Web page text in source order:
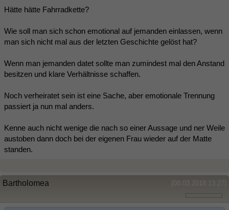
Hätte hätte Fahrradkette?
Wie soll man sich schon emotional auf jemanden einlassen, wenn
man sich nicht mal aus der letzten Geschichte gelöst hat?
Wenn man jemanden datet sollte man zumindest mal den Anstand
besitzen und klare Verhältnisse schaffen.
Noch verheiratet sein ist eine Sache, aber emotionale Trennung
passiert ja nun mal anders.
Kenne auch nicht wenige die nach so einer Aussage und ner Weile
austoben dann doch bei der eigenen Frau wieder auf der Matte
standen.
(08.03.2018 13:27)
Bartholomea